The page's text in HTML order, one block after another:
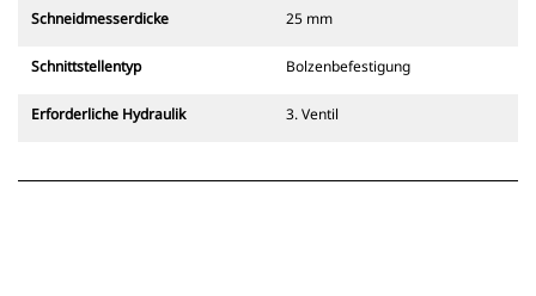
Schneidmesserdicke 25 mm
Schnittstellentyp Bolzenbefestigung
Erforderliche Hydraulik 3. Ventil